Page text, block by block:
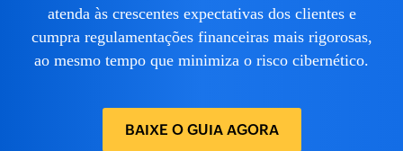
atenda às crescentes expectativas dos clientes e
cumpra regulamentações financeiras mais rigorosas,
ao mesmo tempo que minimiza o risco cibernético.
BAIXE O GUIA AGORA